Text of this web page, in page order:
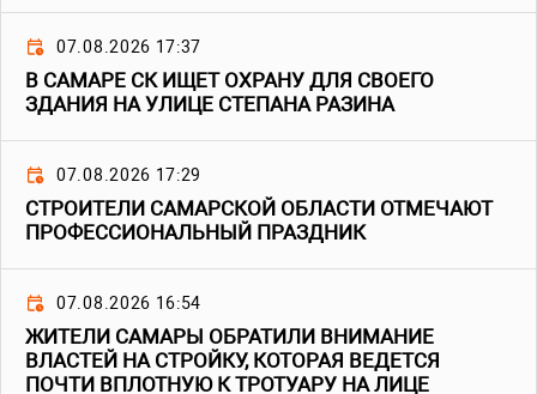
07.08.2026 17:37
В САМАРЕ СК ИЩЕТ ОХРАНУ ДЛЯ СВОЕГО
ЗДАНИЯ НА УЛИЦЕ СТЕПАНА РАЗИНА
07.08.2026 17:29
СТРОИТЕЛИ САМАРСКОЙ ОБЛАСТИ ОТМЕЧАЮТ
ПРОФЕССИОНАЛЬНЫЙ ПРАЗДНИК
07.08.2026 16:54
ЖИТЕЛИ САМАРЫ ОБРАТИЛИ ВНИМАНИЕ
ВЛАСТЕЙ НА СТРОЙКУ, КОТОРАЯ ВЕДЕТСЯ
ПОЧТИ ВПЛОТНУЮ К ТРОТУАРУ НА ЛИЦЕ